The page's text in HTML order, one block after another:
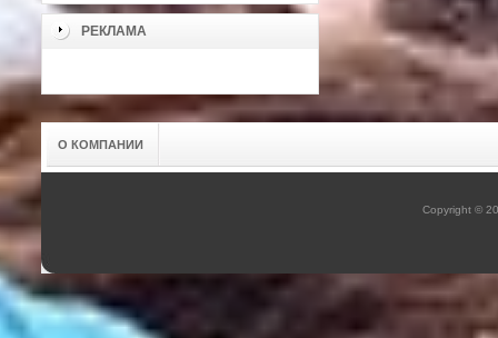
РЕКЛАМА
О КОМПАНИИ
Copyright ©